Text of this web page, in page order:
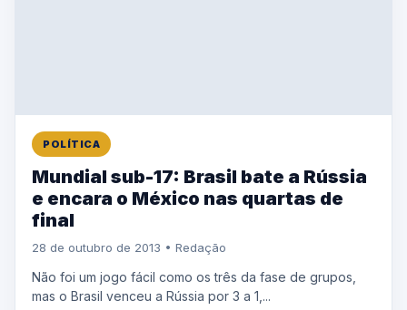
POLÍTICA
Mundial sub-17: Brasil bate a Rússia
e encara o México nas quartas de
final
28 de outubro de 2013 • Redação
Não foi um jogo fácil como os três da fase de grupos,
mas o Brasil venceu a Rússia por 3 a 1,...